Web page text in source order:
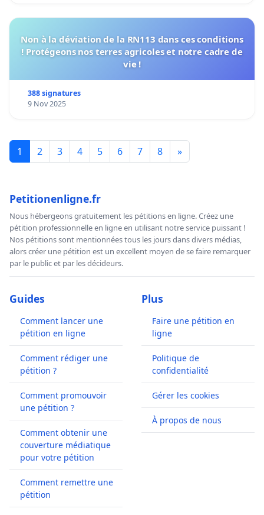
Non à la déviation de la RN113 dans ces conditions
! Protégeons nos terres agricoles et notre cadre de
vie !
388 signatures
9 Nov 2025
1 2 3 4 5 6 7 8 »
Petitionenligne.fr
Nous hébergeons gratuitement les pétitions en ligne. Créez une
pétition professionnelle en ligne en utilisant notre service puissant !
Nos pétitions sont mentionnées tous les jours dans divers médias,
alors créer une pétition est un excellent moyen de se faire remarquer
par le public et par les décideurs.
Guides
Comment lancer une
pétition en ligne
Comment rédiger une
pétition ?
Comment promouvoir
une pétition ?
Comment obtenir une
couverture médiatique
pour votre pétition
Comment remettre une
pétition
Plus
Faire une pétition en
ligne
Politique de
confidentialité
Gérer les cookies
À propos de nous